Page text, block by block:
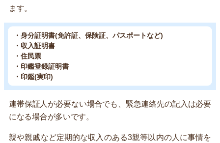
ます。
・身分証明書(免許証、保険証、パスポートなど)
・収入証明書
・住民票
・印鑑登録証明書
・印鑑(実印)
連帯保証人が必要ない場合でも、緊急連絡先の記入は必要
になる場合が多いです。
親や親戚など定期的な収入のある3親等以内の人に事情を